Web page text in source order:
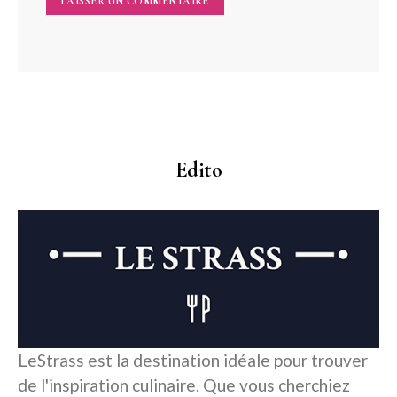
Edito
LeStrass est la destination idéale pour trouver
de l'inspiration culinaire. Que vous cherchiez